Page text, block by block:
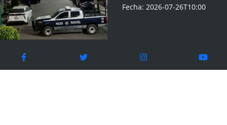
Fecha: 2026-07-26T10:00